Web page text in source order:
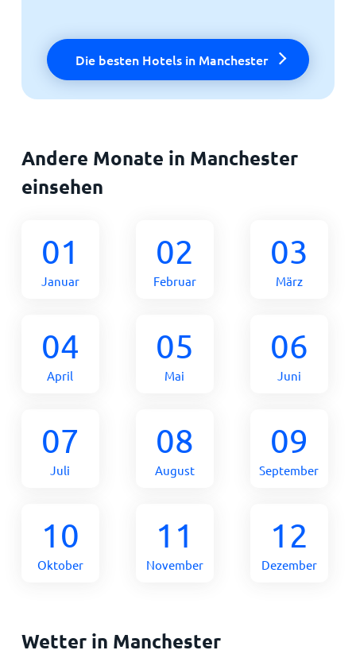
Die besten Hotels in Manchester
Andere Monate in Manchester
einsehen
01
Januar
02
Februar
03
März
04
April
05
Mai
06
Juni
07
Juli
08
August
09
September
10
Oktober
11
November
12
Dezember
Wetter in Manchester